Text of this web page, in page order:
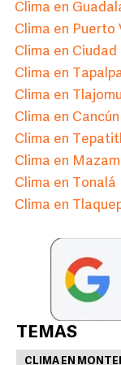
Clima en
Clima en Puerto
Clima en
Clima en
Clima en
Clima en Cancún
Clima en
Clima en
Clima en Tonalá
Clima en
TEMAS
CLIMA EN